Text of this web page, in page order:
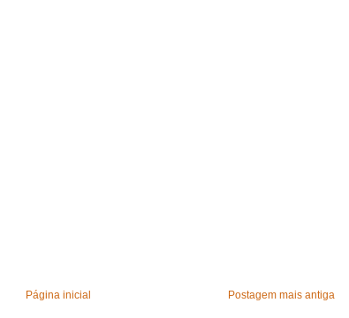
Postagem mais antiga
Página inicial